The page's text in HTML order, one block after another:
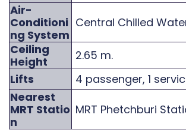
Air-
Conditioni
ng System
Central Chilled
Ceiling
Height
2.65 m.
Lifts
4 passenger, 1
Nearest
MRT Statio
n
MRT Phetchburi